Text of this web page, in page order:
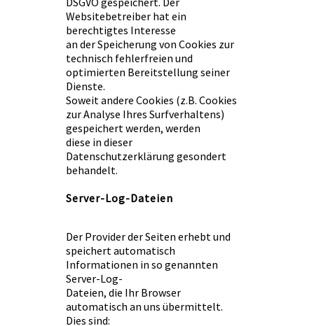
Websitebetreiber hat ein
berechtigtes Interesse
an der Speicherung von Cookies zur
technisch fehlerfreien und
optimierten Bereitstellung seiner
Dienste.
Soweit andere Cookies (z.B. Cookies
zur Analyse Ihres Surfverhaltens)
gespeichert werden, werden
diese in dieser
Datenschutzerklärung gesondert
behandelt.
Server-Log-Dateien
Der Provider der Seiten erhebt und
speichert automatisch
Informationen in so genannten
Server-Log-
Dateien, die Ihr Browser
automatisch an uns übermittelt.
Dies sind: